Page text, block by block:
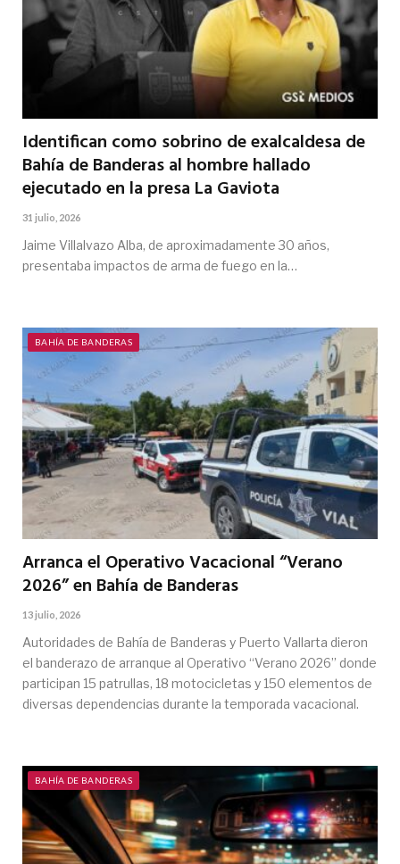
Identifican como sobrino de exalcaldesa de
Bahía de Banderas al hombre hallado
ejecutado en la presa La Gaviota
31 julio, 2026
Jaime Villalvazo Alba, de aproximadamente 30 años,
presentaba impactos de arma de fuego en la…
BAHÍA DE BANDERAS
Arranca el Operativo Vacacional “Verano
2026” en Bahía de Banderas
13 julio, 2026
Autoridades de Bahía de Banderas y Puerto Vallarta dieron
el banderazo de arranque al Operativo “Verano 2026” donde
participan 15 patrullas, 18 motocicletas y 150 elementos de
diversas dependencias durante la temporada vacacional.
BAHÍA DE BANDERAS